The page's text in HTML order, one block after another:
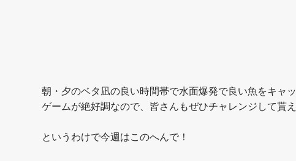
朝・夕のベタ凪の良い時間帯で水面爆発で良い魚をキャ
ゲームが絶好調なので、皆さんもぜひチャレンジして貰
というわけで今週はこのへんで！